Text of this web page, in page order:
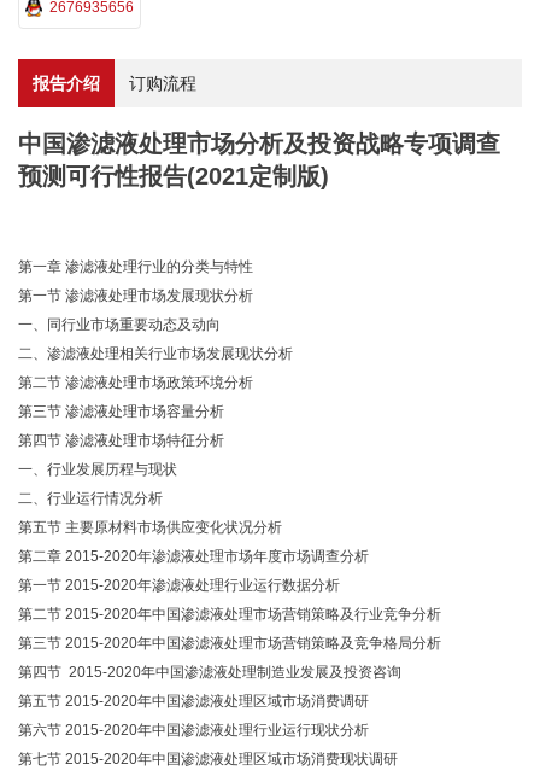
2676935656
报告介绍 订购流程
中国渗滤液处理市场分析及投资战略专项调查
预测可行性报告(2021定制版)
第一章 渗滤液处理行业的分类与特性
第一节 渗滤液处理市场发展现状分析
一、同行业市场重要动态及动向
二、渗滤液处理相关行业市场发展现状分析
第二节 渗滤液处理市场政策环境分析
第三节 渗滤液处理市场容量分析
第四节 渗滤液处理市场特征分析
一、行业发展历程与现状
二、行业运行情况分析
第五节 主要原材料市场供应变化状况分析
第二章 2015-2020年渗滤液处理市场年度市场调查分析
第一节 2015-2020年渗滤液处理行业运行数据分析
第二节 2015-2020年中国渗滤液处理市场营销策略及行业竞争分析
第三节 2015-2020年中国渗滤液处理市场营销策略及竞争格局分析
第四节 2015-2020年中国渗滤液处理制造业发展及投资咨询
第五节 2015-2020年中国渗滤液处理区域市场消费调研
第六节 2015-2020年中国渗滤液处理行业运行现状分析
第七节 2015-2020年中国渗滤液处理区域市场消费现状调研